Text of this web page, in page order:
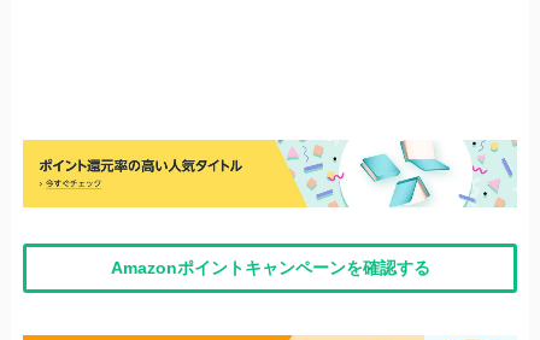
Amazonポイントキャンペーンを確認する